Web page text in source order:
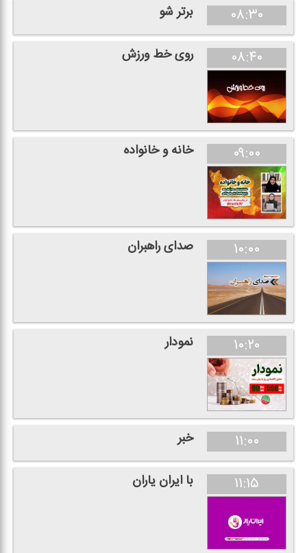
۰۸:۳۰ برتر شو
۰۸:۴۰ روی خط ورزش
۰۹:۰۰ خانه و خانواده
۱۰:۰۰ صدای راهبران
۱۰:۲۰ نمودار
۱۱:۰۰ خبر
۱۱:۱۵ با ایران یاران